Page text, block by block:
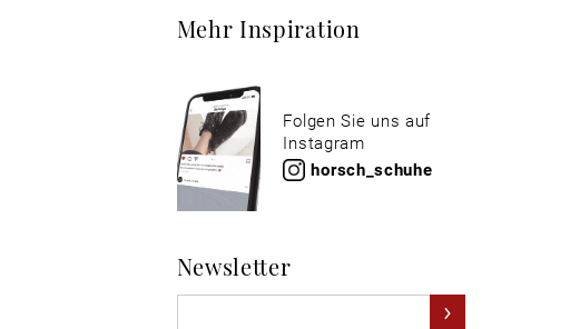
Mehr Inspiration
Folgen Sie uns auf
Instagram
horsch_schuhe
Newsletter